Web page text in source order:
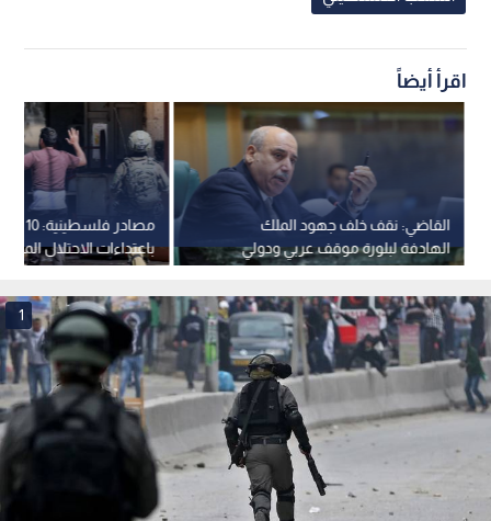
اقرأ أيضاً
مصادر
باعتداءات الاحتلال
مخيم قلنديا
القاضي: نقف خلف جهود الملك
الهادفة لبلورة موقف عربي ودولي
يوقف انتهاكات الاحتلال
1